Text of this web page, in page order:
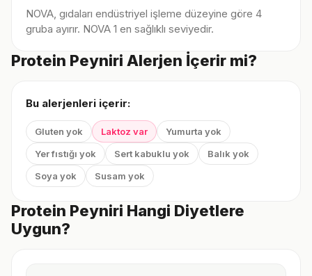
NOVA, gıdaları endüstriyel işleme düzeyine göre 4
gruba ayırır. NOVA 1 en sağlıklı seviyedir.
Protein Peyniri Alerjen İçerir mi?
Bu alerjenleri içerir:
Gluten yok Laktoz var
Yumurta yok
Yer fıstığı yok
Sert kabuklu yok
Balık yok
Soya yok
Susam yok
Protein Peyniri Hangi Diyetlere
Uygun?